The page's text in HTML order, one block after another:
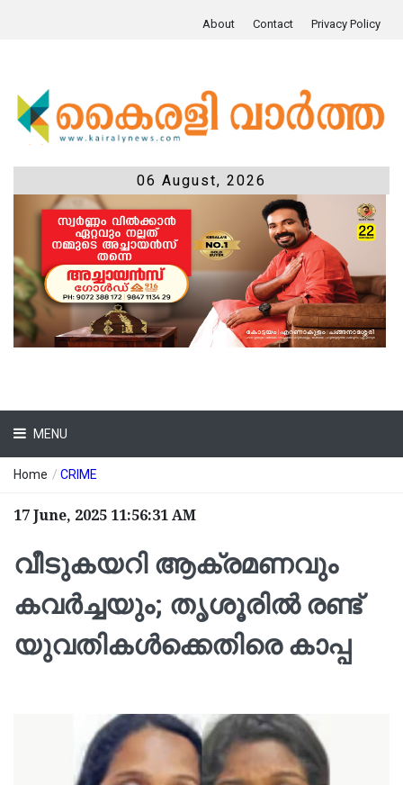
About Contact Privacy Policy
06 August, 2026
MENU
Home / CRIME
17 June, 2025 11:56:31 AM
വീടുകയറി ആക്രമണവും
കവർച്ചയും; തൃശൂരില്‍ രണ്ട്
യുവതികൾക്കെതിരെ കാപ്പ